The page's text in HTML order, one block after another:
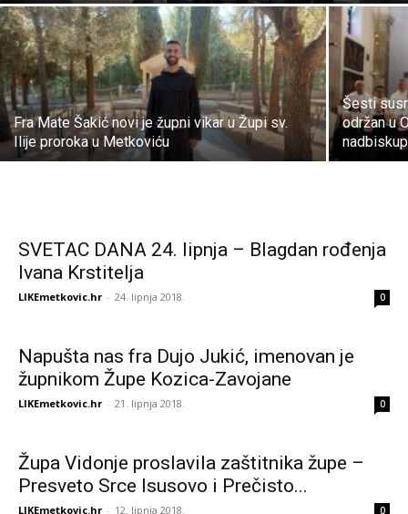
Fra Mate Šakić novi je župni vikar u Župi sv.
Ilije proroka u Metkoviću
Šesti
održan u
SVETAC DANA 24. lipnja – Blagdan rođenja
Ivana Krstitelja
LIKEmetkovic.hr - 24. lipnja 2018. 0
Napušta nas fra Dujo Jukić, imenovan je
župnikom Župe Kozica-Zavojane
LIKEmetkovic.hr - 21. lipnja 2018. 0
Župa Vidonje proslavila zaštitnika župe –
Presveto Srce Isusovo i Prečisto...
LIKEmetkovic.hr - 12. lipnja 2018. 0